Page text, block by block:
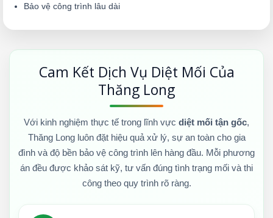
Bảo vệ công trình lâu dài
Cam Kết Dịch Vụ Diệt Mối Của
Thăng Long
Với kinh nghiệm thực tế trong lĩnh vực diệt mối tận gốc,
Thăng Long luôn đặt hiệu quả xử lý, sự an toàn cho gia
đình và độ bền bảo vệ công trình lên hàng đầu. Mỗi phương
án đều được khảo sát kỹ, tư vấn đúng tình trạng mối và thi
công theo quy trình rõ ràng.